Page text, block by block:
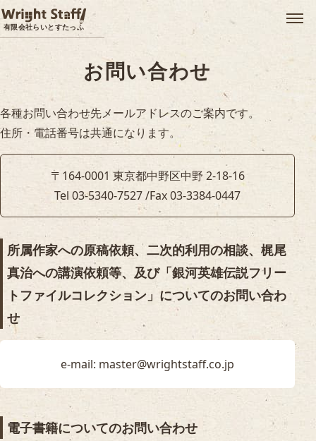
有限会社らいとすたっふ メ
お問い合わせ
各種お問い合わせ先メールアドレスのご案内です。
住所・電話番号は共通になります。
〒164-0001 東京都中野区中野 2-18-16
Tel 03-5340-7527 /Fax 03-3384-0447
所属作家への原稿依頼、二次的利用の相談、梶尾
真治への講演依頼等、及び「銀河英雄伝説フリー
トファイルコレクション」についてのお問い合わ
せ
e-mail: master@wrightstaff.co.jp
電子書籍についてのお問い合わせ